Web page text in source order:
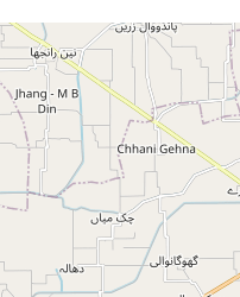
Press Enter key to search